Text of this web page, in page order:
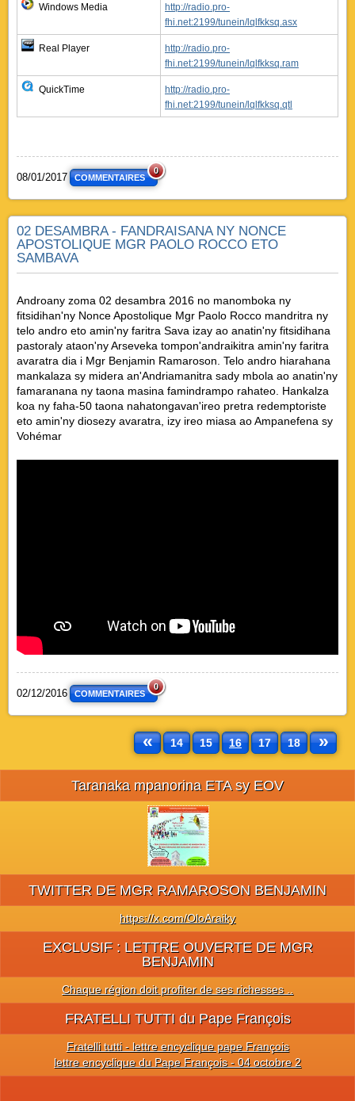
Windows Media
http://radio.pro-
fhi.net:2199/tunein/lqlfkksq.asx
Real Player
http://radio.pro-
fhi.net:2199/tunein/lqlfkksq.ram
QuickTime
http://radio.pro-
fhi.net:2199/tunein/lqlfkksq.qtl
08/01/2017 COMMENTAIRES
0
02 DESAMBRA - FANDRAISANA NY NONCE
APOSTOLIQUE MGR PAOLO ROCCO ETO
SAMBAVA
Androany zoma 02 desambra 2016 no manomboka ny
fitsidihan'ny Nonce Apostolique Mgr Paolo Rocco mandritra ny
telo andro eto amin'ny faritra Sava izay ao anatin'ny fitsidihana
pastoraly ataon'ny Arseveka tompon'andraikitra amin'ny faritra
avaratra dia i Mgr Benjamin Ramaroson. Telo andro hiarahana
mankalaza sy midera an'Andriamanitra sady mbola ao anatin'ny
famaranana ny taona masina famindrampo rahateo. Hankalza
koa ny faha-50 taona nahatongavan'ireo pretra redemptoriste
eto amin'ny diosezy avaratra, izy ireo miasa ao Ampanefena sy
Vohémar
02/12/2016 COMMENTAIRES
0
« 14 15 16 17 18 »
Taranaka mpanorina ETA sy EOV
TWITTER DE MGR RAMAROSON BENJAMIN
https://x.com/OloAraiky
EXCLUSIF : LETTRE OUVERTE DE MGR
BENJAMIN
Chaque région doit profiter de ses richesses ..
FRATELLI TUTTI du Pape François
Fratelli tutti - lettre encyclique pape François
lettre encyclique du Pape François - 04 octobre 2